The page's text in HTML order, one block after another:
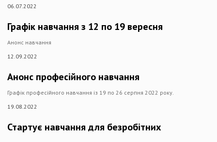
06.07.2022
Графік навчання з 12 по 19 вересня
Анонс навчання
12.09.2022
Анонс професійного навчання
Графік професійного навчання із 19 по 26 серпня 2022 року.
19.08.2022
Стартує навчання для безробітних